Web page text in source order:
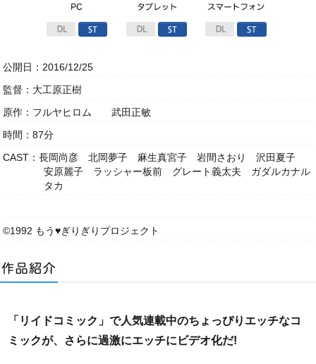
公開日：2016/12/25
監督：大工原正樹
原作：フルヤヒロム 武田正敏
時間：87分
CAST：長岡尚彦 北岡夢子 麻生真宮子 岩間さおり 沢田夏子
安原麗子 ラッシャー板前 グレート義太夫 ガダルカナル
タカ
©1992 もう♥ぎりぎりプロジェクト
「リイドコミック」で人気連載中のちょっぴりエッチなコ
ミックが、さらに過激にエッチにビデオ化だ!